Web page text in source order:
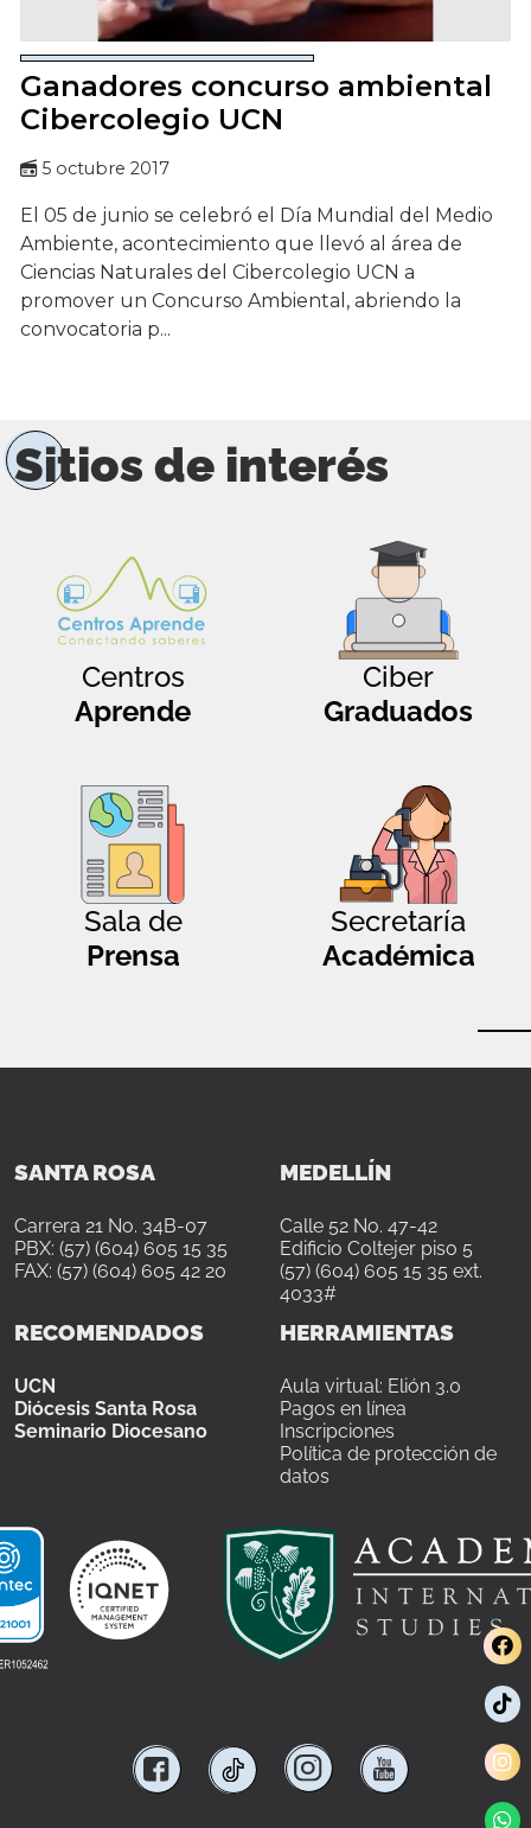
Ganadores concurso ambiental
Cibercolegio UCN
5 octubre 2017
El 05 de junio se celebró el Día Mundial del Medio
Ambiente, acontecimiento que llevó al área de
Ciencias Naturales del Cibercolegio UCN a
promover un Concurso Ambiental, abriendo la
convocatoria p...
Sitios de interés
Centros
Aprende
Ciber
Graduados
Sala de
Prensa
Secretaría
Académica
SANTA ROSA
Carrera 21 No. 34B-07
PBX: (57) (604) 605 15 35
FAX: (57) (604) 605 42 20
MEDELLÍN
Calle 52 No. 47-42
Edificio Coltejer piso 5
(57) (604) 605 15 35 ext.
4033#
RECOMENDADOS
UCN
Diócesis Santa Rosa
Seminario Diocesano
HERRAMIENTAS
Aula virtual: Elión 3.0
Pagos en línea
Inscripciones
Política de protección de
datos